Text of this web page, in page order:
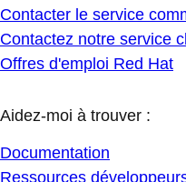
Contacter le service
Contactez notre service
Offres d'emploi Red Hat
Aidez-moi à trouver :
Documentation
Ressources